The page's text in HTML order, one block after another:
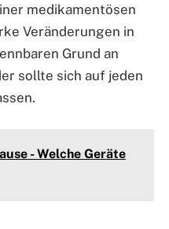
medikamentösen
Veränderungen in
Grund an
sollte sich auf jeden
- Welche Geräte